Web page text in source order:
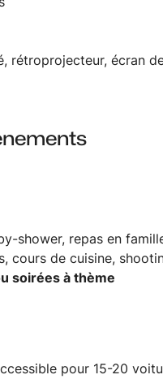
rétroprojecteur, écran
shower, repas en
cours de cuisine,
soirées à thème
pour 15-20